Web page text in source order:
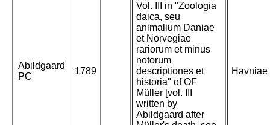
Abildgaard
PC
1789
Vol. III in "Zoologia
daica, seu
animalium Daniae
et Norvegiae
rariorum et minus
notorum
descriptiones et
historia" of OF
Müller [vol. III
written by
Abildgaard after
Havniae